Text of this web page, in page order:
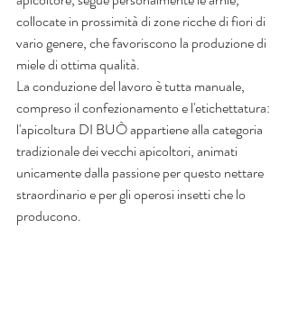
collocate in prossimità di zone ricche di fiori di
vario genere, che favoriscono la produzione di
miele di ottima qualità.
La conduzione del lavoro è tutta manuale,
compreso il confezionamento e l'etichettatura:
l'apicoltura DI BUÒ appartiene alla categoria
tradizionale dei vecchi apicoltori, animati
unicamente dalla passione per questo nettare
straordinario e per gli operosi insetti che lo
producono.